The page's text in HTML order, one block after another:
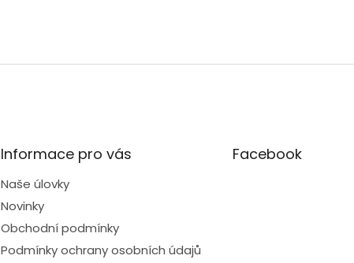
Informace pro vás
Naše úlovky
Novinky
Obchodní podmínky
Podmínky ochrany osobních údajů
Facebook